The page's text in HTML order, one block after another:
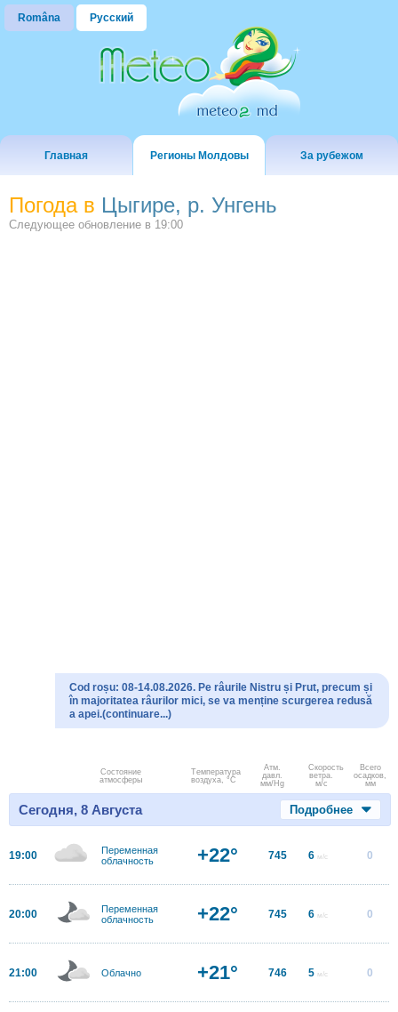
Româna Русский
Главная Регионы Молдовы За рубежом
Погода в Цыгире, р. Унгень
Следующее обновление в 19:00
Cod roșu: 08-14.08.2026. Pe râurile Nistru și Prut, precum și
în majoritatea râurilor mici, se va menține scurgerea redusă
a apei.(continuare...)
Состояние
атмосферы
Температура
воздуха, °C
Атм.
давл.
мм/Hg
Скорость
ветра.
м/с
Всего
осадков,
мм
Сегодня, 8 Августа Подробнее
19:00
Переменная
облачность
+22° 745 6 м/с 0
20:00
Переменная
облачность
+22° 745 6 м/с 0
21:00 Облачно +21° 746 5 м/с 0